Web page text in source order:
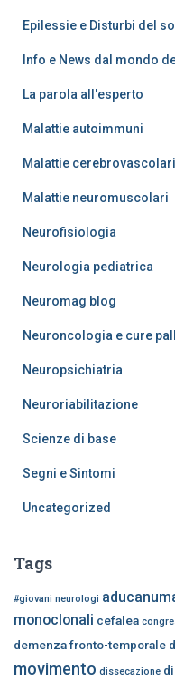
Epilessie e Disturbi del
Info e News dal mondo
La parola all'esperto
Malattie autoimmuni
Malattie cerebrovascolari
Malattie neuromuscolari
Neurofisiologia
Neurologia pediatrica
Neuromag blog
Neuroncologia e cure
Neuropsichiatria
Neuroriabilitazione
Scienze di base
Segni e Sintomi
Uncategorized
Tags
#giovani neurologi
monoclonali cefalea
demenza fronto-temporale
movimento dissecazione